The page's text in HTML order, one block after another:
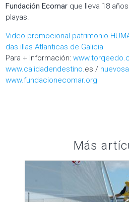
Fundación Ecomar que lleva 18
playas.
Video promocional patrimonio
das illas Atlanticas de Galicia
Para + Información:
www.calidadendestino. es /
www.fundacionecomar.org
Más